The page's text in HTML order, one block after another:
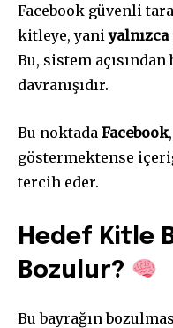
Facebook güvenli
kitleye, yani
Bu, sistem
davranışıdır.
Bu noktada Facebook
göstermektense
tercih eder.
Hedef Kitle
Bozulur?
Bu bayrağın